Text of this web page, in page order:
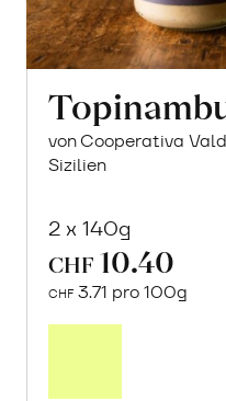
von Cooperativa
Sizilien
2 x 140g
CHF 10.40
CHF 3.71 pro 100g